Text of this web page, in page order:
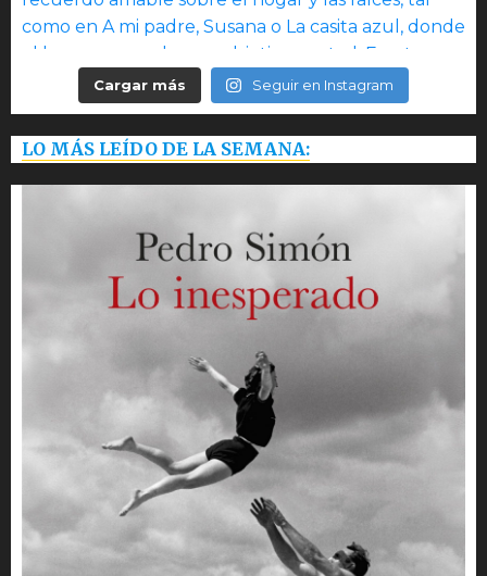
Cargar más Seguir en Instagram
LO MÁS LEÍDO DE LA SEMANA: